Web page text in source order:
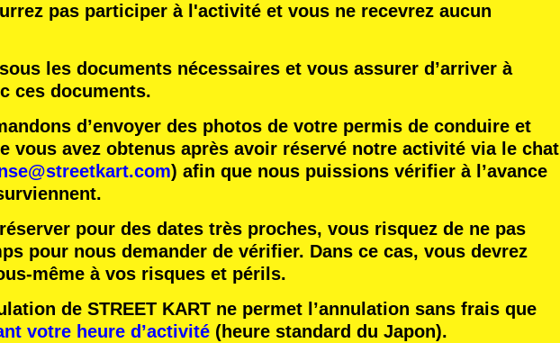
pas participer à l'activité et vous ne recevrez aucun
les documents nécessaires et vous assurer d’arriver à
ces documents.
d’envoyer des photos de votre permis de conduire et
vous avez obtenus après avoir réservé notre activité via le chat
) afin que nous puissions vérifier à l’avance
pour des dates très proches, vous risquez de ne pas
pour nous demander de vérifier. Dans ce cas, vous devrez
même à vos risques et périls.
de STREET KART ne permet l’annulation sans frais que
votre heure d’activité (heure standard du Japon).